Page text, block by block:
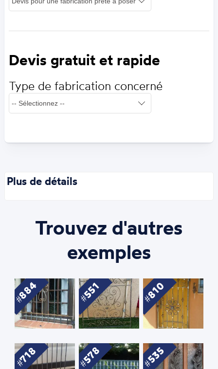
Devis gratuit et rapide
Type de fabrication concerné
Plus de détails
Trouvez d'autres
exemples
884 551 810
718 578 535